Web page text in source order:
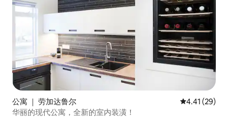
公寓 ｜ 劳加达鲁尔 平均评分
4.41 (29)
华丽的现代公寓，全新的室内装潢！